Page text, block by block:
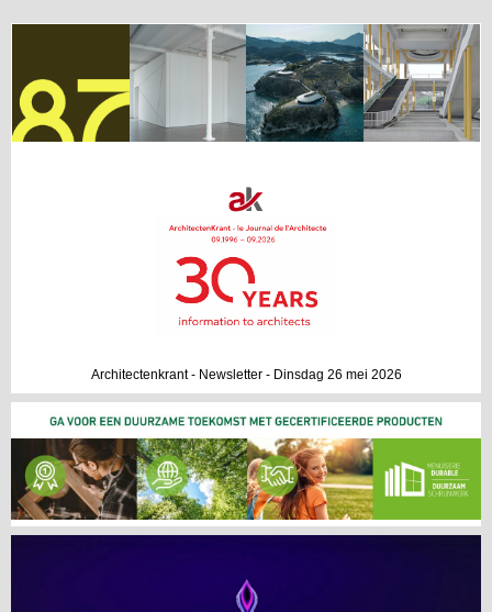
Architectenkrant - Newsletter - Dinsdag 26 mei 2026